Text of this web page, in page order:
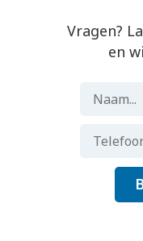
Vragen?
en